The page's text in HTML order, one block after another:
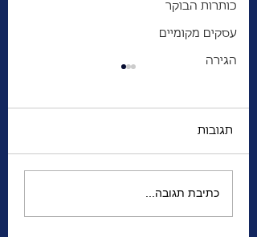
כותרות הבוקר
עסקים מקומיים
הגירה
הגנרל שהשתגע | מה
תגובות
כתיבת תגובה...